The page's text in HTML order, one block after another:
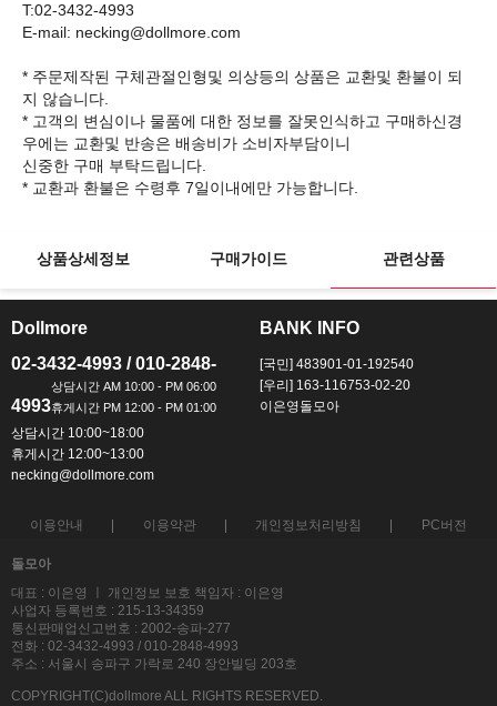
T:02-3432-4993
E-mail: necking@dollmore.com
* 주문제작된 구체관절인형및 의상등의 상품은 교환및 환불이 되
지 않습니다.
* 고객의 변심이나 물품에 대한 정보를 잘못인식하고 구매하신경
우에는 교환및 반송은 배송비가 소비자부담이니
신중한 구매 부탁드립니다.
상품상세정보 구매가이드 관련상품
Dollmore
02-3432-4993 / 010-2848-
4993
상담시간 10:00~18:00
휴게시간 12:00~13:00
necking@dollmore.com
BANK INFO
[국민] 483901-01-192540
[우리] 163-116753-02-20
이은영돌모아
이용안내 이용약관 개인정보처리방침 PC버전
돌모아
대표 : 이은영 ㅣ 개인정보 보호 책임자 : 이은영
사업자 등록번호 : 215-13-34359
통신판매업신고번호 : 2002-송파-277
전화 : 02-3432-4993 / 010-2848-4993
주소 : 서울시 송파구 가락로 240 장안빌딩 203호
COPYRIGHT(C)dollmore ALL RIGHTS RESERVED.